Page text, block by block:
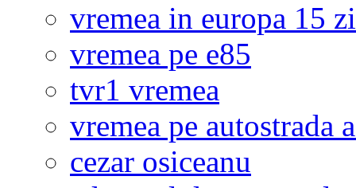
vremea in europa 15
vremea pe e85
tvr1 vremea
vremea pe autostrada
cezar osiceanu